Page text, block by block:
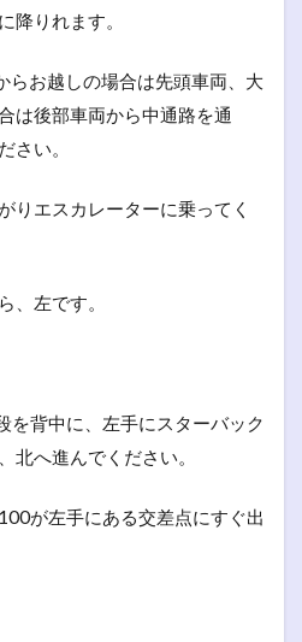
降りれます。
らお越しの場合は先頭車両、大
は後部車両から中通路を通
さい。
りエスカレーターに乗ってく
、左です。
を背中に、左手にスターバック
北へ進んでください。
が左手にある交差点にすぐ出